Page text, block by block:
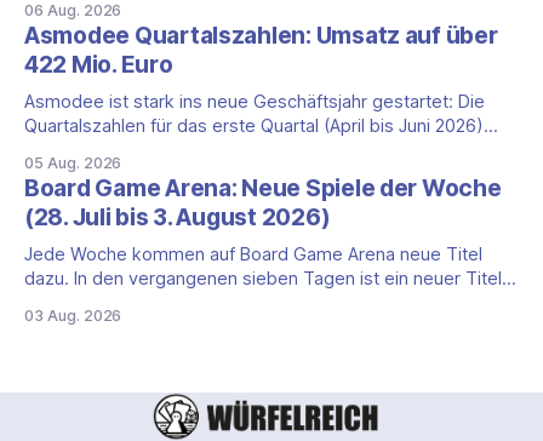
Happiness (Explosm) auf die Spieleschmiede. Wir ordnen
ein, was die Kampagne unter dem Motto „Die fiesen
Comics sind zurück!" bietet und wo sie schweigt.
06 Aug. 2026
Asmodee Quartalszahlen: Umsatz auf über
422 Mio. Euro
Asmodee ist stark ins neue Geschäftsjahr gestartet: Die
Quartalszahlen für das erste Quartal (April bis Juni 2026)
Prozent auf 422,1 Millionen Euro. Getragen wird das
Wachstum weiter von den Sammelkartenspielen, doch
erstmals seit Monaten zeigt auch das klassische
Brettspielgeschäft wieder
05 Aug. 2026
Board Game Arena: Neue Spiele der Woche
(28. Juli bis 3. August 2026)
Jede Woche kommen auf Board Game Arena neue Titel
dazu. In den vergangenen sieben Tagen ist ein neuer Titel
bekanntesten kooperativen Zombiespiele. Wir stellen dir
Zombicide: 2nd
03 Aug. 2026